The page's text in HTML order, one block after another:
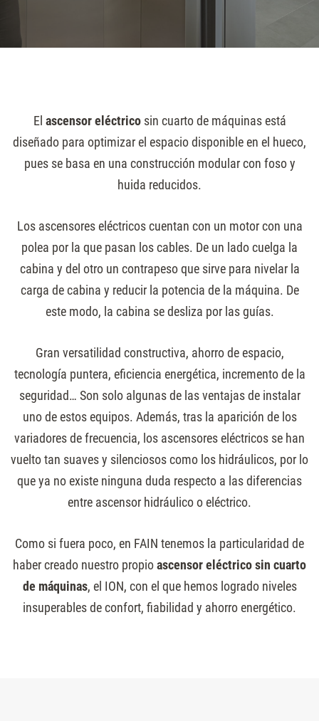
El ascensor eléctricosin cuarto de máquinas está
diseñado para optimizar el espacio disponible en el hueco,
pues se basa en una construcción modular con foso y
huida reducidos.
Los ascensores eléctricos cuentan con un motor con una
polea por la que pasan los cables. De un lado cuelga la
cabina y del otro un contrapeso que sirve para nivelar la
carga de cabina y reducir la potencia de la máquina. De
este modo, la cabina se desliza por las guías.
Gran versatilidad constructiva, ahorro de espacio,
tecnología puntera, eficiencia energética, incremento de la
seguridad… Son solo algunas de las ventajas de instalar
uno de estos equipos. Además, tras la aparición de los
variadores de frecuencia, los ascensores eléctricos se han
vuelto tan suaves y silenciosos como los hidráulicos, por lo
que ya no existe ninguna duda respecto a las diferencias
entre ascensor hidráulico o eléctrico.
Como si fuera poco, en FAIN tenemos la particularidad de
haber creado nuestro propioascensor eléctrico sin cuarto
de máquinas, el ION, con el que hemos logrado niveles
insuperables de confort, fiabilidad y ahorro energético.